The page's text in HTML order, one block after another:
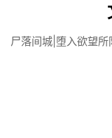
尸落间城|堕入欲望